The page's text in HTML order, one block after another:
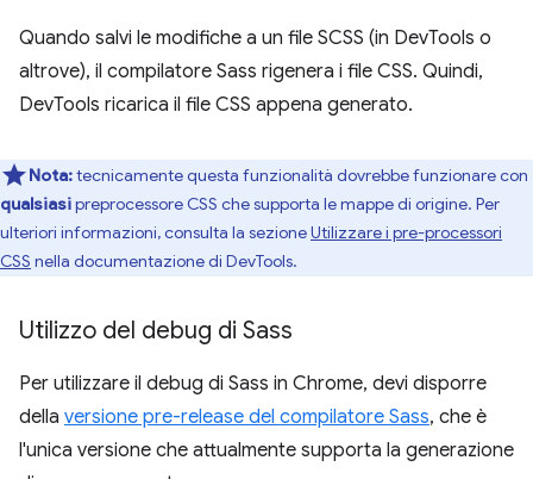
Quando salvi le modifiche a un file SCSS (in DevTools o
altrove), il compilatore Sass rigenera i file CSS. Quindi,
DevTools ricarica il file CSS appena generato.
Nota:tecnicamente questa funzionalità dovrebbe funzionare con
qualsiasipreprocessore CSS che supporta le mappe di origine. Per
ulteriori informazioni, consulta la sezioneUtilizzare i pre-processori
CSS nella documentazione di DevTools.
Utilizzo del debug di Sass
Per utilizzare il debug di Sass in Chrome, devi disporre
della versione pre-release del compilatore Sass, che è
l'unica versione che attualmente supporta la generazione